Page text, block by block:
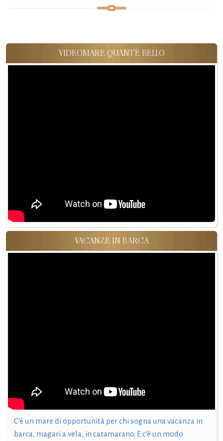
VIDEOMARE QUANT'È BELLO
VACANZE IN BARCA
C'è un mare di opportunità per chi sogna una vacanza in
barca, magari a vela, in catamarano. E c'è un modo